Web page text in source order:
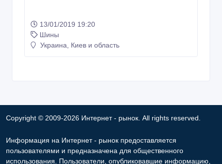
13/01/2019 19:20
Шины
Украина, Киев и область
Copyright © 2009-2026 Интернет - рынок. All rights reserved.
Информация на Интернет - рынок предоставляется
пользователями и предназначена для общественного
использования. Пользователи, опубликовавшие информацию,